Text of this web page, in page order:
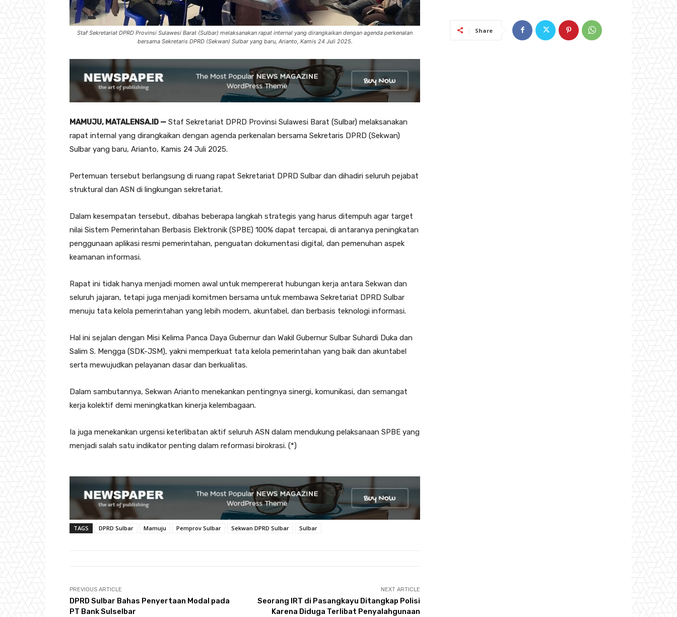
Staf Sekretariat DPRD Provinsi Sulawesi Barat (Sulbar) melaksanakan rapat internal yang dirangkaikan dengan agenda perkenalan
bersama Sekretaris DPRD (Sekwan) Sulbar yang baru, Arianto, Kamis 24 Juli 2025.
MAMUJU, MATALENSA.ID — Staf Sekretariat DPRD Provinsi Sulawesi Barat (Sulbar) melaksanakan
rapat internal yang dirangkaikan dengan agenda perkenalan bersama Sekretaris DPRD (Sekwan)
Sulbar yang baru, Arianto, Kamis 24 Juli 2025.
Pertemuan tersebut berlangsung di ruang rapat Sekretariat DPRD Sulbar dan dihadiri seluruh pejabat
struktural dan ASN di lingkungan sekretariat.
Dalam kesempatan tersebut, dibahas beberapa langkah strategis yang harus ditempuh agar target
nilai Sistem Pemerintahan Berbasis Elektronik (SPBE) 100% dapat tercapai, di antaranya peningkatan
penggunaan aplikasi resmi pemerintahan, penguatan dokumentasi digital, dan pemenuhan aspek
keamanan informasi.
Rapat ini tidak hanya menjadi momen awal untuk mempererat hubungan kerja antara Sekwan dan
seluruh jajaran, tetapi juga menjadi komitmen bersama untuk membawa Sekretariat DPRD Sulbar
menuju tata kelola pemerintahan yang lebih modern, akuntabel, dan berbasis teknologi informasi.
Hal ini sejalan dengan Misi Kelima Panca Daya Gubernur dan Wakil Gubernur Sulbar Suhardi Duka dan
Salim S. Mengga (SDK-JSM), yakni memperkuat tata kelola pemerintahan yang baik dan akuntabel
serta mewujudkan pelayanan dasar dan berkualitas.
Dalam sambutannya, Sekwan Arianto menekankan pentingnya sinergi, komunikasi, dan semangat
kerja kolektif demi meningkatkan kinerja kelembagaan.
Ia juga menekankan urgensi keterlibatan aktif seluruh ASN dalam mendukung pelaksanaan SPBE yang
menjadi salah satu indikator penting dalam reformasi birokrasi. (*)
TAGS DPRD Sulbar Mamuju Pemprov Sulbar Sekwan DPRD Sulbar Sulbar
PREVIOUS ARTICLE
DPRD Sulbar Bahas Penyertaan Modal pada
PT Bank Sulselbar
NEXT ARTICLE
Seorang IRT di Pasangkayu Ditangkap Polisi
Karena Diduga Terlibat Penyalahgunaan
Share